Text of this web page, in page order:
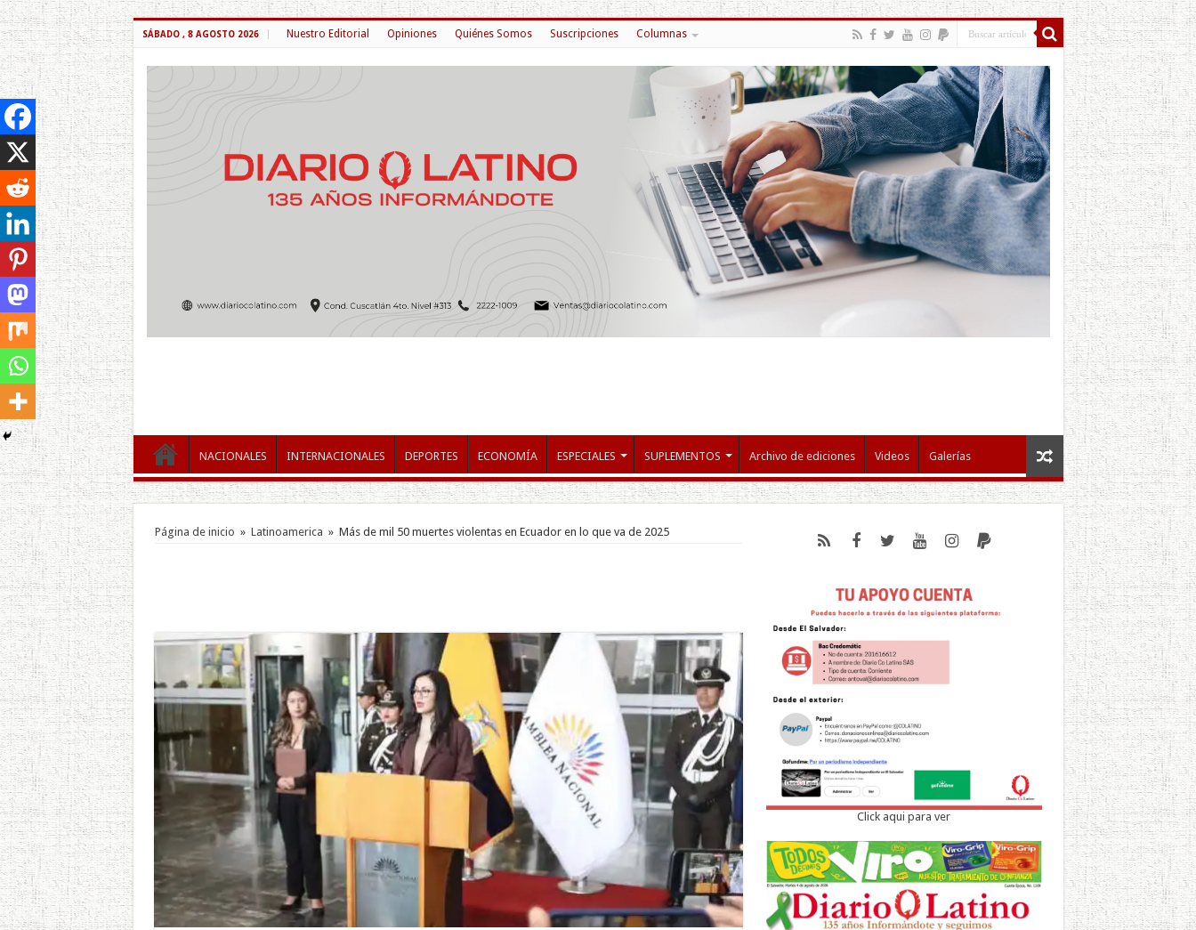
SÁBADO , 8 AGOSTO 2026 Nuestro Editorial Opiniones Quiénes Somos Suscripciones Columnas
NACIONALES INTERNACIONALES DEPORTES ECONOMÍA ESPECIALES SUPLEMENTOS Archivo de ediciones Videos Galerías
Página de inicio » Latinoamerica » Más de mil 50 muertes violentas en Ecuador en lo que va de 2025
Click aqui para ver